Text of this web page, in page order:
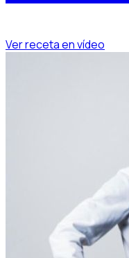
Ver receta en vídeo